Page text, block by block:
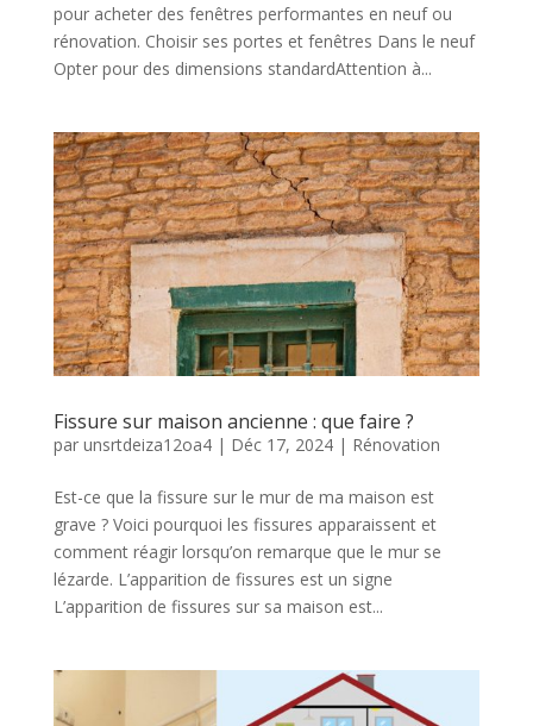
pour acheter des fenêtres performantes en neuf ou
rénovation. Choisir ses portes et fenêtres Dans le neuf
Opter pour des dimensions standardAttention à...
Fissure sur maison ancienne : que faire ?
par unsrtdeiza12oa4| Déc 17, 2024| Rénovation
Est-ce que la fissure sur le mur de ma maison est
grave ? Voici pourquoi les fissures apparaissent et
comment réagir lorsqu’on remarque que le mur se
lézarde. L’apparition de fissures est un signe
L’apparition de fissures sur sa maison est...